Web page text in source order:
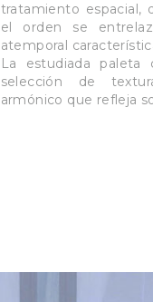
tratamiento espacial,
el orden se
atemporal
La estudiada paleta
selección de
armónico que refleja